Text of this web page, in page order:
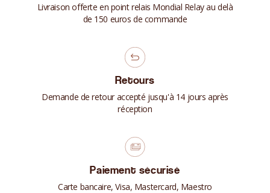
Livraison offerte en point relais Mondial Relay au delà
de 150 euros de commande
Retours
Demande de retour accepté jusqu'à 14 jours après
réception
Paiement sécurisé
Carte bancaire, Visa, Mastercard, Maestro